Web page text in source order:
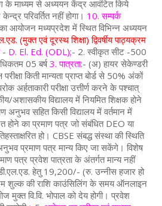
के माध्यम से अध्ययन केंद्र आवंटित किये
परिवर्तित नहीं होगा। 10. सम्पर्क
आयोजन मध्यप्रदेश में स्थित विभिन्न अध्ययन
(मुक्त एवं दूरस्थ शिक्षा) द्विवर्षीय पाठ्यक्रम
- D. El. Ed. (ODL);- 2. स्वीकृत सीट -500
05 बर्ष3. पात्रता:- (अ) हायर सेकेण्डरी
किती मान्यता प्राप्त बोर्ड से 50% अंकों
अर्हताकारी परीक्षा उत्तीर्ण करने के पश्चात्
अशासकीय विद्यालय में नियमित शिक्षक होने
सहित किसी विद्यालय में वर्तमान में
होने का प्रमाण पत्र जो संबंधित DEO या
हो। CBSE संबद्ध संस्था की स्थिति
अनुभव प्रमाण पत्र मान्य किए जा सकेंगे। विशेष
पत्र प्रवेश पात्रता के अंतर्गत मान्य नहीं
हेतु 19,200/- (रु. उन्नीस हजार हो
शुल्क की राशि काउंसिलिंग के समय ऑनलाइन
मुक्त वि.वि. भोपाल को देय होगी। प्रवेश